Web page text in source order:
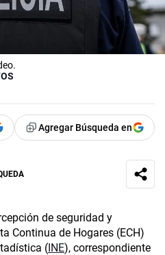
Agregar Búsqueda en
de seguridad y
Continua de Hogares (ECH)
(INE), correspondiente